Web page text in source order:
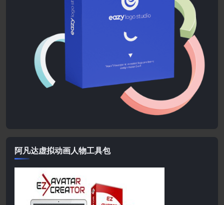
阿凡达虚拟动画人物工具包